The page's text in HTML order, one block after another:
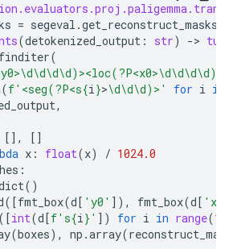
= segeval .get_reconstruct_masks
(detokenized_output : str) ->
finditer(
(f'<seg(?P<s{i}>\d\d\d)>' for i in
,
[],
[]
x : float(x) / 1024.0
:
()
([fmt_box(d[ 'y0' ]), fmt_box(d[
([int(d[f's{i} ' ]) for i in range(16
(boxes), np .array(